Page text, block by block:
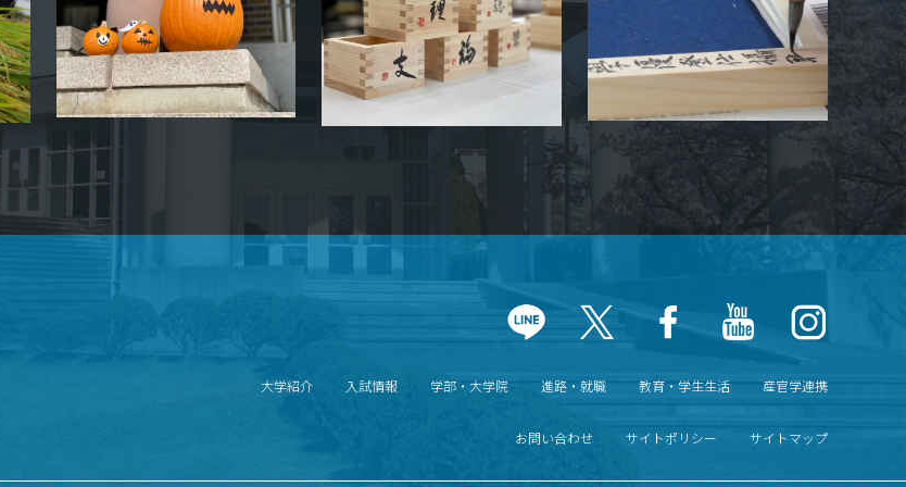
大学紹介 入試情報 学部・大学院 進路・就職 教育・学生生活 産官学連携
お問い合わせ サイトポリシー サイトマップ